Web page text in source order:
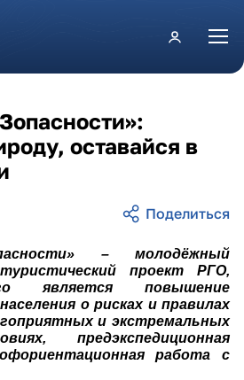
содержанию
оставайся в
– молодёжный
туристический проект РГО,
является повышение
о рисках и правилах
и экстремальных
предэкспедиционная
работа с